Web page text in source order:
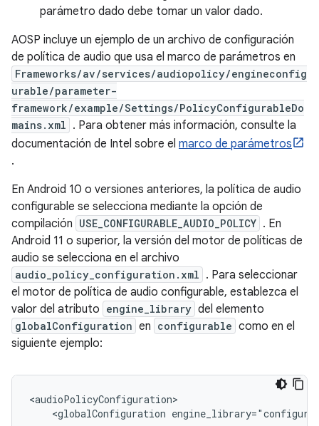
parámetro dado debe tomar un valor dado.
AOSP incluye un ejemplo de un archivo de configuración
de política de audio que usa el marco de parámetros en
Frameworks/av/services/audiopolicy/engineconfig
urable/parameter-
framework/example/Settings/PolicyConfigurableDo
mains.xml . Para obtener más información, consulte la
documentación de Intel sobre el marco de parámetros
.
En Android 10 o versiones anteriores, la política de audio
configurable se selecciona mediante la opción de
compilación USE_CONFIGURABLE_AUDIO_POLICY . En
Android 11 o superior, la versión del motor de políticas de
audio se selecciona en el archivo
audio_policy_configuration.xml . Para seleccionar
el motor de política de audio configurable, establezca el
valor del atributo engine_library del elemento
globalConfiguration en configurable como en el
siguiente ejemplo:
<audioPolicyConfiguration>
<globalConfiguration